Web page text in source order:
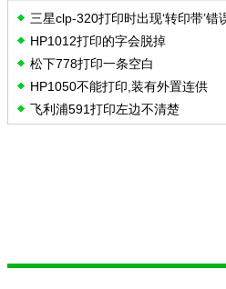
三星clp-320打印时出现‘转印带’错
HP1012打印的字会脱掉
松下778打印一条空白
HP1050不能打印,装有外置连供
飞利浦591打印左边不清楚